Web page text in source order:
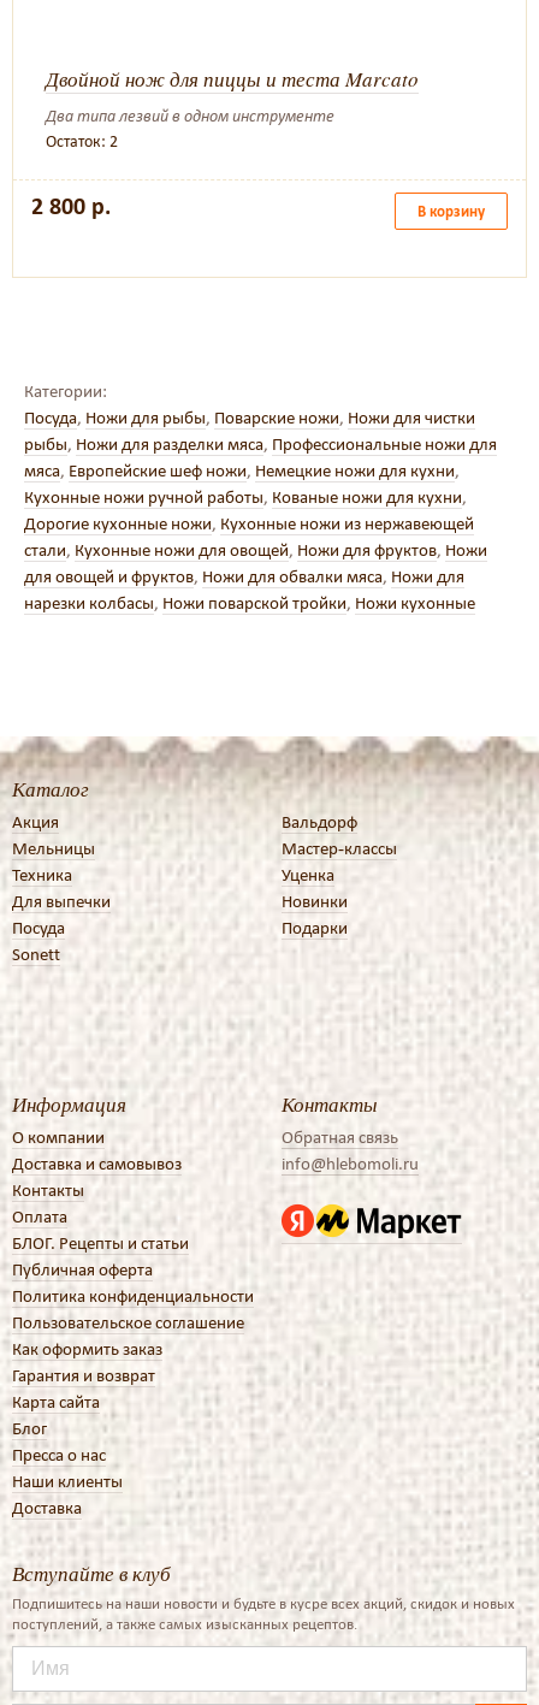
Двойной нож для пиццы и теста Marcato
Два типа лезвий в одном инструменте
Остаток: 2
2 800 р. В корзину
Категории:
Посуда, Ножи для рыбы, Поварские ножи, Ножи для чистки
рыбы, Ножи для разделки мяса, Профессиональные ножи для
мяса, Европейские шеф ножи, Немецкие ножи для кухни,
Кухонные ножи ручной работы, Кованые ножи для кухни,
Дорогие кухонные ножи, Кухонные ножи из нержавеющей
стали, Кухонные ножи для овощей, Ножи для фруктов, Ножи
для овощей и фруктов, Ножи для обвалки мяса, Ножи для
нарезки колбасы, Ножи поварской тройки, Ножи кухонные
Каталог
Акция
Мельницы
Техника
Для выпечки
Посуда
Sonett
Вальдорф
Мастер-классы
Уценка
Новинки
Подарки
Информация
О компании
Доставка и самовывоз
Контакты
Оплата
БЛОГ. Рецепты и статьи
Публичная оферта
Политика конфиденциальности
Пользовательское соглашение
Как оформить заказ
Гарантия и возврат
Карта сайта
Блог
Пресса о нас
Наши клиенты
Доставка
Контакты
Обратная связь
info@hlebomoli.ru
Вступайте в клуб
Подпишитесь на наши новости и будьте в кусре всех акций, скидок и новых
поступлений, а также самых изысканных рецептов.